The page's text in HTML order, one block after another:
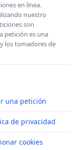
en línea.
nuestro
son
petición es una
los tomadores de
una petición
de privacidad
cookies